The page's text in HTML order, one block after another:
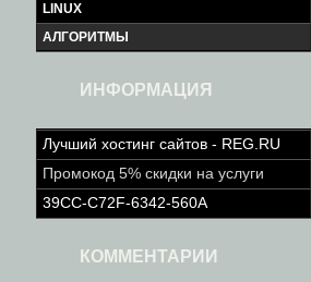
LINUX
АЛГОРИТМЫ
ИНФОРМАЦИЯ
Лучший хостинг сайтов - REG.RU
Промокод 5% скидки на услуги
39CC-C72F-6342-560A
КОММЕНТАРИИ